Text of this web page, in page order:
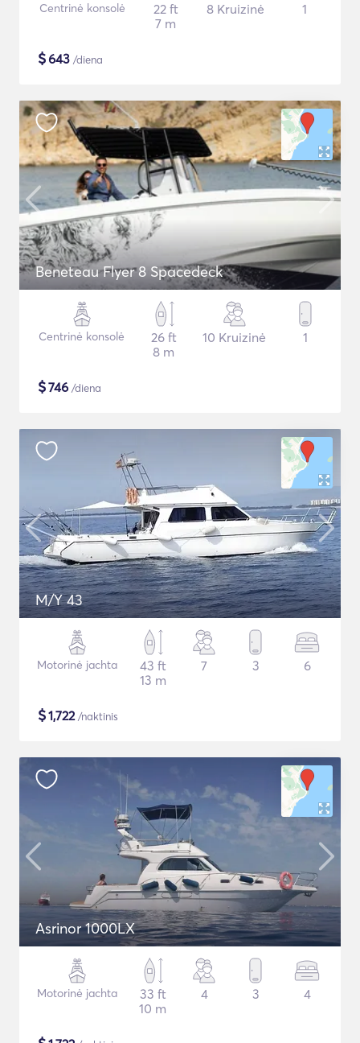
Centrinė konsolė
22 ft
7 m
8 Kruizinė 1
$643 /diena
Beneteau Flyer 8 Spacedeck
Centrinė konsolė
26 ft
8 m
10 Kruizinė 1
$746 /diena
M/Y 43
Motorinė jachta
43 ft
13 m
7 3 6
$1,722/naktinis
Asrinor 1000LX
Motorinė jachta
33 ft
10 m
4 3 4